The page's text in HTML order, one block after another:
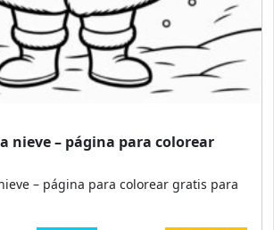
nieve – página para colorear
– página para colorear gratis para